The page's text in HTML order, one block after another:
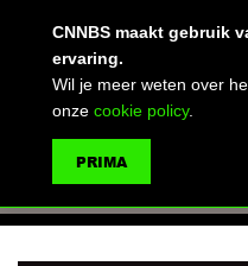
CNNBS maakt gebruik
ervaring.
Wil je meer weten over
onze cookie policy.
PRIMA